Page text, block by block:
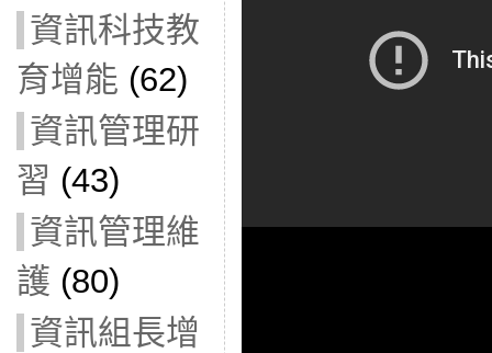
資訊科技教
育增能 (62)
資訊管理研
習 (43)
資訊管理維
護 (80)
資訊組長增